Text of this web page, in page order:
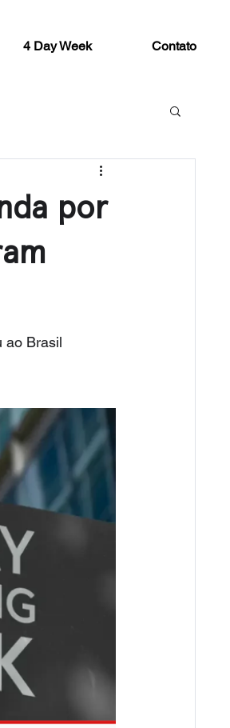
4 Day Week Contato
por
ao Brasil